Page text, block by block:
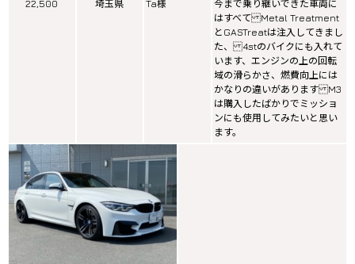
22,500 埼玉県 Ta様
今まで乗り継いできた車両に
はすべて Metal Treatment
とGASTreatは注入してきまし
た、 4stのバイクにも入れて
います、エンジンの上の回転
域の滑らかさ、燃費向上には
かなりの違いがあります M3
は購入したばかりでミッショ
ンにも使用してみたいと思い
ます。